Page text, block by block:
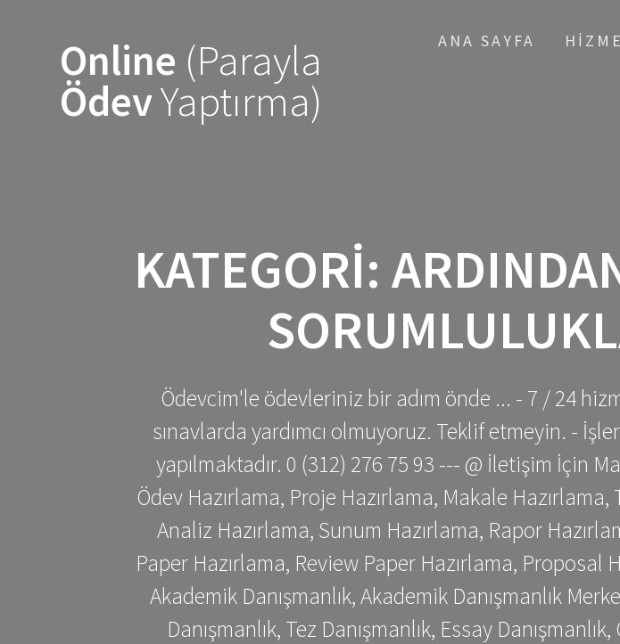
Online (Parayla
ÖdevYaptırma)
ANA SAYFA
KATEGORI:
Ödevcim'le ödevleriniz bir adım önde ... - 7 / 24
sınavlarda yardımcı olmuyoruz. Teklif etmeyin. -
yapılmaktadır. 0 (312) 276 75 93 --- @ İletişim İçin
Ödev Hazırlama, Proje Hazırlama, Makale
Analiz Hazırlama, Sunum Hazırlama, Rapor
Paper Hazırlama, Review Paper Hazırlama, Proposal
Akademik Danışmanlık, Akademik Danışmanlık
Danışmanlık, Tez Danışmanlık, Essay